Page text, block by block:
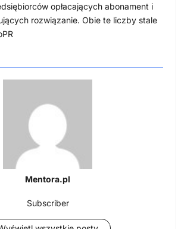
opłacających abonament i
rozwiązanie. Obie te liczby stale
Mentora.pl
Subscriber